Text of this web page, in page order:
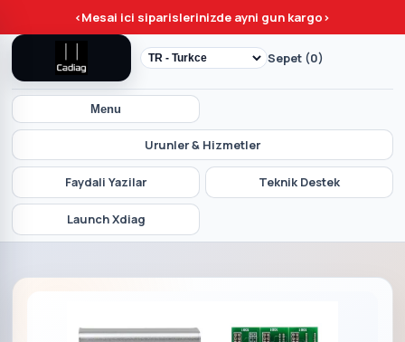
<Mesai ici siparislerinizde ayni gun kargo>
Menu
Urunler & Hizmetler
Faydali Yazilar Teknik Destek
Launch Xdiag
Sepet (0)